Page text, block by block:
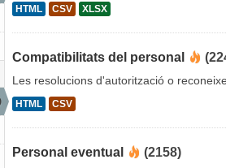
HTML CSV XLSX
Compatibilitats del personal
Les resolucions d'autorització o
HTML CSV
Personal eventual (2158)